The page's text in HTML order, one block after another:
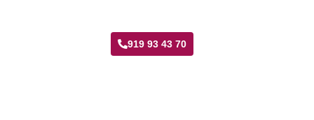
919 93 43 70